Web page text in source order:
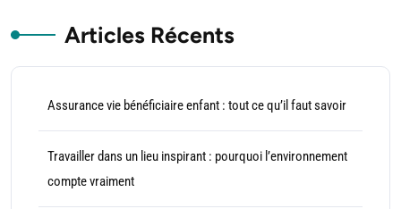
Articles Récents
Assurance vie bénéficiaire enfant : tout ce qu’il faut savoir
Travailler dans un lieu inspirant : pourquoi l’environnement
compte vraiment